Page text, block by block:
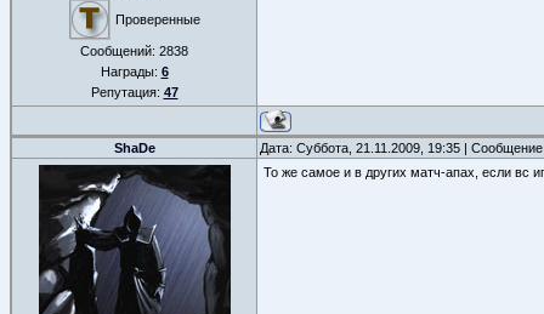
Проверенные
Сообщений: 2838
Награды: 6
Репутация: 47
ShaDe Дата: Суббота, 21.11.2009, 19:35 |
То же самое и в других матч-апах, если вс